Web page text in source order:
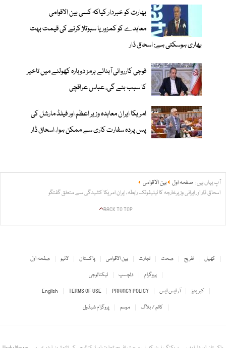
بھارت کو خبردار کیاکہ کسی بین الاقوامی
معاہدے کو کمزور یا سبوتاژ کرنے کی قیمت بہت
بھاری ہوسکتی ہے: اسحاق ڈار
فوجی کارروائی آبنائے ہرمز دوبارہ کھولنے میں تاخیر
کا سبب بنے گی، عباس عراقچی
امریکا ایران معاہدہ وزیر اعظم اور فیلڈ مارشل کی
پس پردہ سفارت کاری سے ممکن ہوا، اسحاق ڈار
آپ یہاں ہیں: صفحہ اول
بین الاقوامی
اسحاق ڈار اور ایرانی وزیرخارجہ کا ٹیلیفونک رابطہ، ایران امریکا کشیدگی سے متعلق گفتگو
BACK TO TOP
صفحہ اول لائیو پاکستان بین الاقوامی تجارت صحت تفریح
کھیل
ٹیکنالوجی
دلچسپ
پروگرام
English
TERMS OF USE PRIVACY POLICY آر ایس ایس
کیریئرز
پروگرام شیڈول
موسم کالم / بلاگ